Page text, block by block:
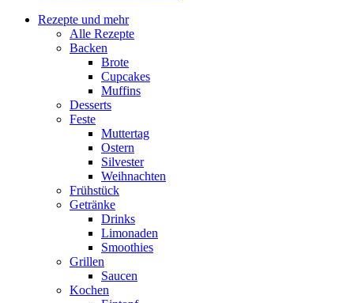
Rezepte und mehr
Alle Rezepte
Backen
Brote
Cupcakes
Muffins
Desserts
Feste
Muttertag
Ostern
Silvester
Weihnachten
Frühstück
Getränke
Drinks
Limonaden
Smoothies
Grillen
Saucen
Kochen